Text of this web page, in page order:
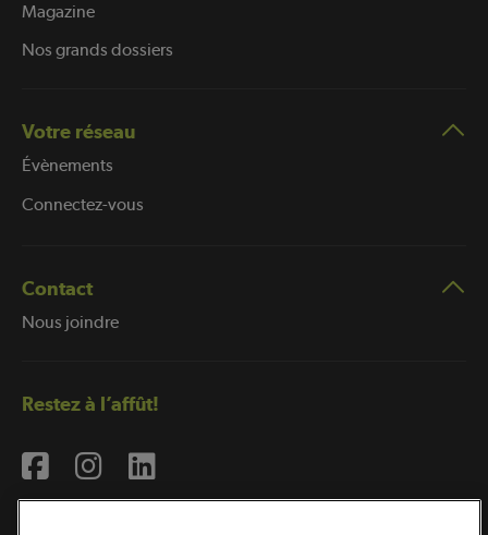
Magazine
Nos grands dossiers
Votre réseau
Évènements
Connectez-vous
Contact
Nous joindre
Restez à l’affût!